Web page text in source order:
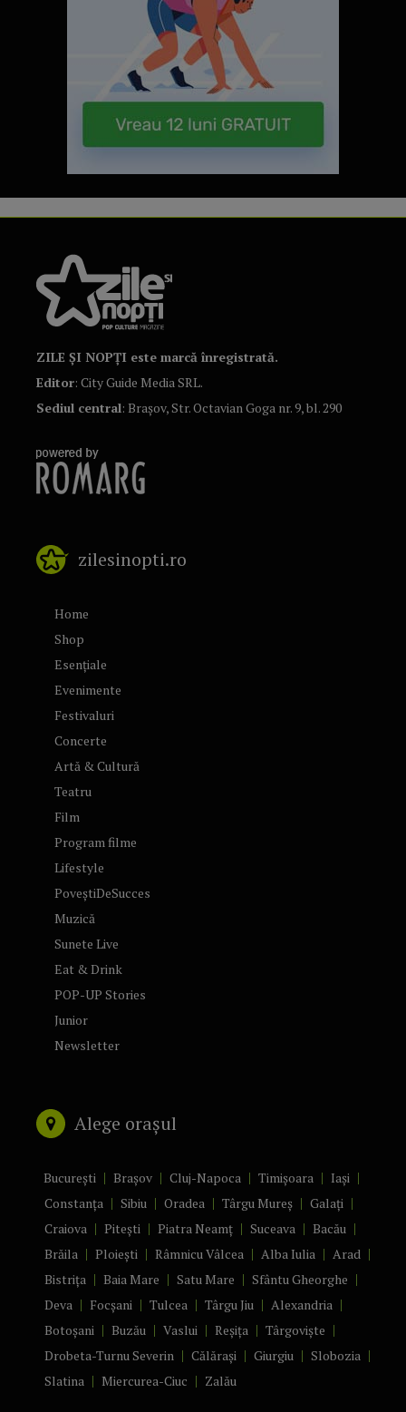
ZILE ȘI NOPȚI este marcă înregistrată.
Editor: City Guide Media SRL.
Sediul central: Brașov, Str. Octavian Goga nr. 9, bl. 290
zilesinopti.ro
Home
Shop
Esențiale
Evenimente
Festivaluri
Concerte
Artă & Cultură
Teatru
Film
Program filme
Lifestyle
PoveștiDeSucces
Muzică
Sunete Live
Eat & Drink
POP-UP Stories
Junior
Newsletter
Alege orașul
București Brașov Cluj-Napoca Timișoara
Iași
Constanța
Sibiu Oradea Târgu Mureș
Galați
Craiova
Pitești Piatra Neamț Suceava
Bacău
Brăila
Ploiești Râmnicu Vâlcea Alba Iulia
Arad
Bistrița
Baia Mare Satu Mare
Sfântu Gheorghe
Deva
Focșani Tulcea Târgu Jiu
Alexandria
Botoșani
Buzău Vaslui Reșița
Târgoviște
Drobeta-Turnu Severin
Călărași Giurgiu
Slobozia
Slatina
Miercurea-Ciuc Zalău